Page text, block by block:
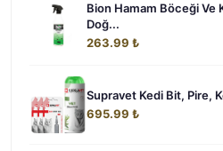
Bion Hamam Böceği Ve
Doğ...
263.99 ₺
Supravet Kedi Bit, Pire,
695.99 ₺